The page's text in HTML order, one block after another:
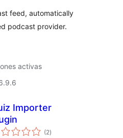
feed, automatically
podcast provider.
activas
Importer
(2total
de
)